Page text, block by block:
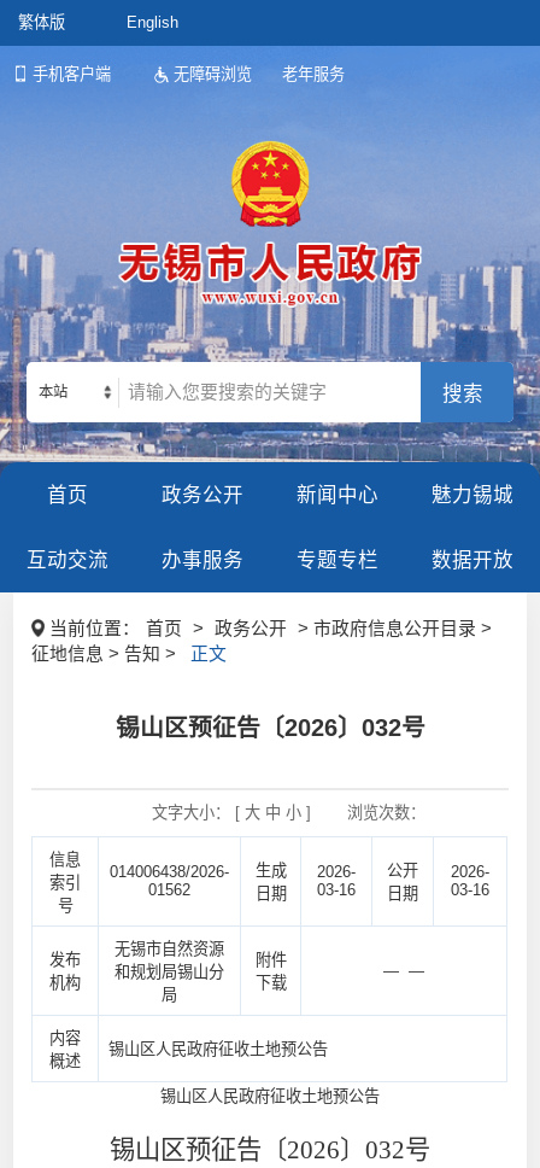
繁体版 English
手机客户端 无障碍浏览 老年服务
本站
首页 政务公开 新闻中心 魅力锡城
互动交流 办事服务 专题专栏 数据开放
当前位置： 首页 > 政务公开
> 市政府信息公开目录 >
征地信息 > 告知 >
正文
锡山区预征告〔2026〕032号
文字大小： [ 大 中 小] 浏览次数：
信息
索引
号
014006438/2026-
01562
生成
日期
2026-
03-16
公开
日期
2026-
03-16
发布
机构
无锡市自然资源
和规划局锡山分
局
附件
下载
— —
内容
概述
锡山区人民政府征收土地预公告
锡山区人民政府征收土地预公告
锡山区预征告〔2026〕032号